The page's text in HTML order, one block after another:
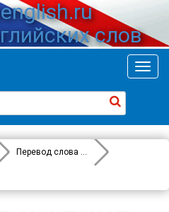
слов
Перевод слова
Observe